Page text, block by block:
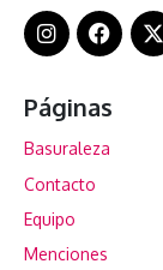
Páginas
Basuraleza
Contacto
Equipo
Menciones